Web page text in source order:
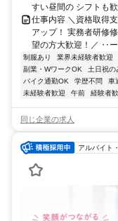
すい昼間の シフトも
仕事内容 ＼資格取得
アップ！ 実務者研修
望の方大歓迎！／
制服あり 業界未経験者歓迎
副業・WワークOK
土日祝の
バイク通勤OK
学歴不問 車
未経験者歓迎
午前 経験者
同じ企業の求人
アルバイト